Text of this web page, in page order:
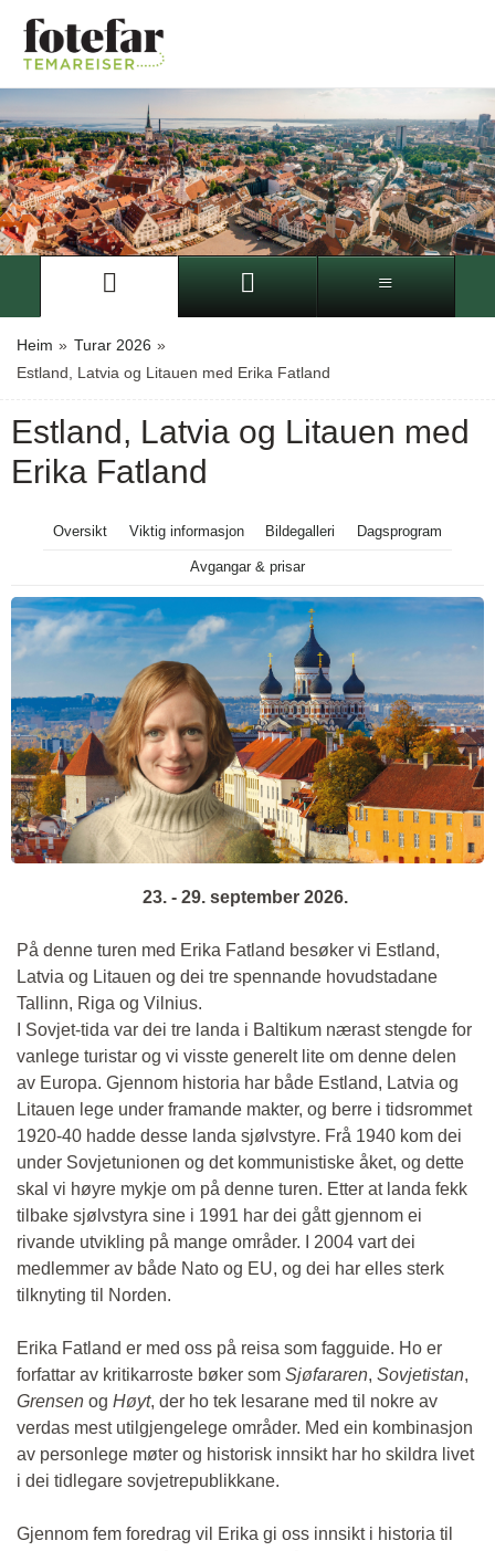
Heim » Turar 2026 »
Estland, Latvia og Litauen med Erika Fatland
Estland, Latvia og Litauen med
Erika Fatland
Oversikt Viktig informasjon Bildegalleri Dagsprogram
Avgangar & prisar
23. - 29. september 2026.
På denne turen med Erika Fatland besøker vi Estland,
Latvia og Litauen og dei tre spennande hovudstadane
Tallinn, Riga og Vilnius.
I Sovjet-tida var dei tre landa i Baltikum nærast stengde for
vanlege turistar og vi visste generelt lite om denne delen
av Europa. Gjennom historia har både Estland, Latvia og
Litauen lege under framande makter, og berre i tidsrommet
1920-40 hadde desse landa sjølvstyre. Frå 1940 kom dei
under Sovjetunionen og det kommunistiske åket, og dette
skal vi høyre mykje om på denne turen. Etter at landa fekk
tilbake sjølvstyra sine i 1991 har dei gått gjennom ei
rivande utvikling på mange områder. I 2004 vart dei
medlemmer av både Nato og EU, og dei har elles sterk
tilknyting til Norden.
Erika Fatland er med oss på reisa som fagguide. Ho er
forfattar av kritikarroste bøker som Sjøfararen, Sovjetistan,
Grensen og Høyt, der ho tek lesarane med til nokre av
verdas mest utilgjengelege områder. Med ein kombinasjon
av personlege møter og historisk innsikt har ho skildra livet
i dei tidlegare sovjetrepublikkane.
Gjennom fem foredrag vil Erika gi oss innsikt i historia til